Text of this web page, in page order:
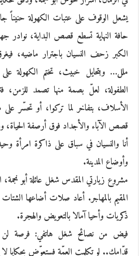
يشعل الوقوف على عتبات الكهولة حنيناً
حافة النهاية تسطع قصص البداية، نوادر
الكبر زحف النسيان باجترار ماضيه،
ملل… وبتحايل خبيث، تختم الكهولة
الطفولة، لعلّ بصمة منها تصمد للزمن،
الأسلاف، بتفاخر لما تركوا، أو تحسّر على
قصص الآباء والأجداد فوق أرصفة الحياة،
أنا والنسيان في سباق على ذاكرة امرأة
وأوضاع المدينة.
مشروع زيارتي المقدس شغل عائلة أبو نجمة،
المقيم بالمهاجر. أعاد صلات أضاعها
ذكريات وأحيا آمالا بالتعويض والهجرة.
فيض من نصائح شغل هاتفي: فرصة
قدّامك.. لو تكلمت العمّة فستعوّض بحكايا لا